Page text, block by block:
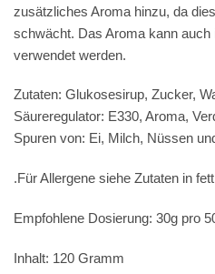
zusätzliches Aroma hinzu, da
schwächt. Das Aroma kann auch
verwendet werden.
Zutaten: Glukosesirup, Zucker,
Säureregulator: E330, Aroma,
Spuren von: Ei, Milch, Nüssen
.Für Allergene siehe Zutaten in fett
Empfohlene Dosierung: 30g pro
Inhalt: 120 Gramm